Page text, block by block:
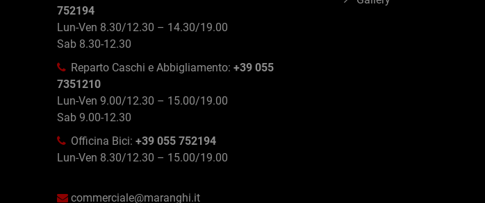
752194
Lun-Ven 8.30/12.30 – 14.30/19.00
Sab 8.30-12.30
Reparto Caschi e Abbigliamento: +39 055
7351210
Lun-Ven 9.00/12.30 – 15.00/19.00
Sab 9.00-12.30
Officina Bici: +39 055 752194
Lun-Ven 8.30/12.30 – 15.00/19.00
commerciale@maranghi.it